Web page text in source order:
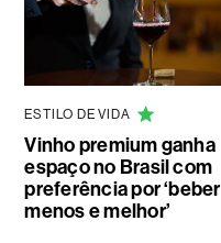
ESTILO DE VIDA
Vinho premium ganha
espaço no Brasil com
preferência por ‘beber
menos e melhor’